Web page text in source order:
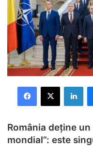
Facebook
X
România deține
mondial”: este